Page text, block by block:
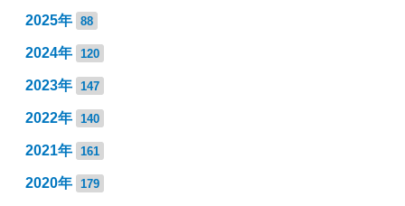
2025年 88
2024年 120
2023年 147
2022年 140
2021年 161
2020年 179